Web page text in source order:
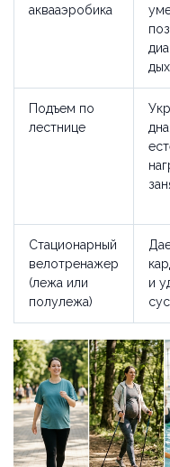
аквааэробика
Подъем по
лестнице
Стационарный
велотренажер
(лежа или
полулежа)
и